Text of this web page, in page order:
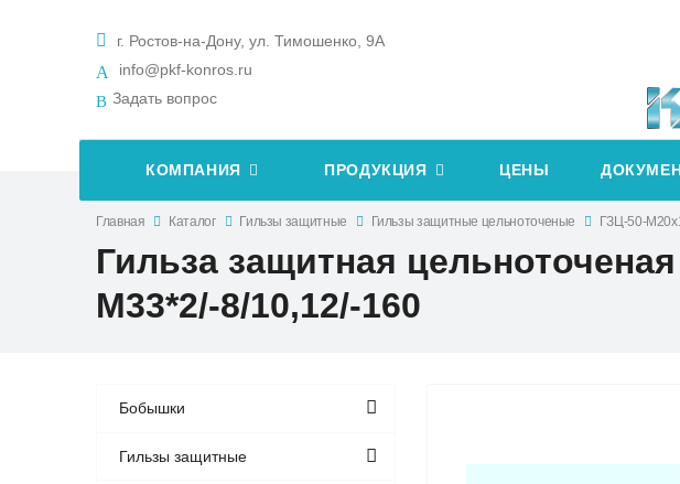
г. Ростов-на-Дону, ул. Тимошенко, 9А
info@pkf-konros.ru
Задать вопрос
КОМПАНИЯ ПРОДУКЦИЯ ЦЕНЫ
Главная Каталог Гильзы защитные Гильзы защитные цельноточеные ГЗЦ-50-
Гильза защитная
М33*2/-8/10,12/-160
Бобышки
Гильзы защитные